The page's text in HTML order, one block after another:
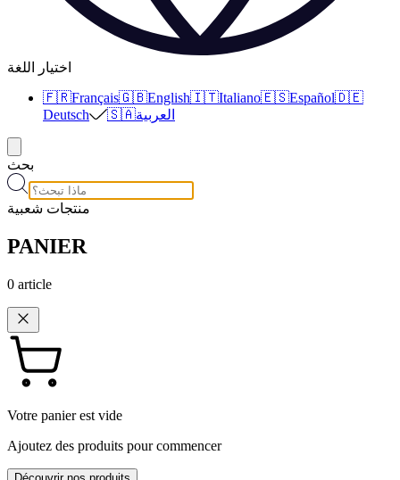
اختيار اللغة
🇫🇷Français🇬🇧English🇮🇹Italiano🇪🇸Español🇩🇪
Deutsch
🇸🇦العربية
بحث
منتجات شعبية
PANIER
0 article
Votre panier est vide
Ajoutez des produits pour commencer